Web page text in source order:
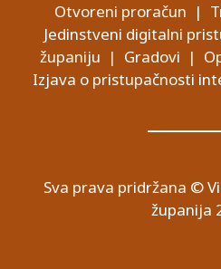
Otvoreni proračun |
Jedinstveni digitalni
županiju | Gradovi |
Izjava o pristupačnosti
Sva prava pridržana ©
županija